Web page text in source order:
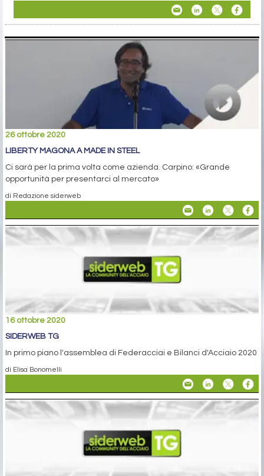
26 ottobre 2020
LIBERTY MAGONA A MADE IN STEEL
Ci sarà per la prima volta come azienda. Carpino: «Grande
opportunità per presentarci al mercato»
di Redazione siderweb
16 ottobre 2020
SIDERWEB TG
In primo piano l'assemblea di Federacciai e Bilanci d'Acciaio 2020
di Elisa Bonomelli